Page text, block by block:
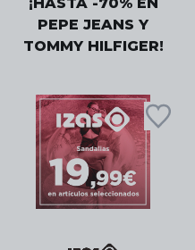
PEPE JEANS Y
TOMMY HILFIGER!